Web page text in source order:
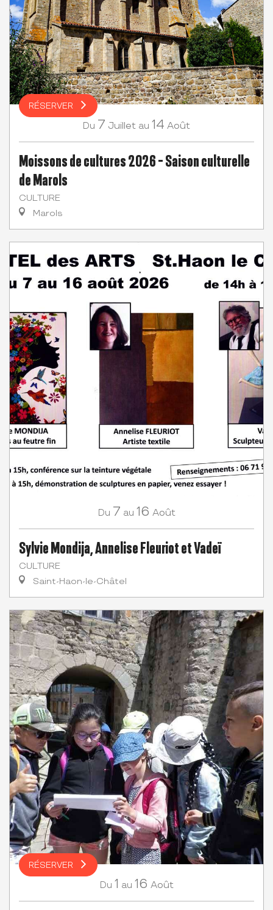
RÉSERVER
Du 7 Juillet au 14 Août
Moissons de cultures 2026 - Saison culturelle
de Marols
CULTURE
Marols
Du 7 au 16 Août
Sylvie Mondija, Annelise Fleuriot et Vadeï
CULTURE
Saint-Haon-le-Châtel
RÉSERVER
Du 1 au 16 Août